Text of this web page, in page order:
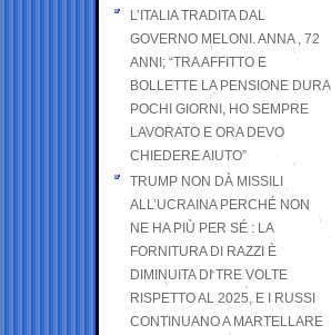
L’ITALIA TRADITA DAL
GOVERNO MELONI. ANNA , 72
ANNI; “TRA AFFITTO E
BOLLETTE LA PENSIONE DURA
POCHI GIORNI, HO SEMPRE
LAVORATO E ORA DEVO
CHIEDERE AIUTO”
TRUMP NON DÀ MISSILI
ALL’UCRAINA PERCHÉ NON
NE HA PIÙ PER SÉ : LA
FORNITURA DI RAZZI È
DIMINUITA DI TRE VOLTE
RISPETTO AL 2025, E I RUSSI
CONTINUANO A MARTELLARE